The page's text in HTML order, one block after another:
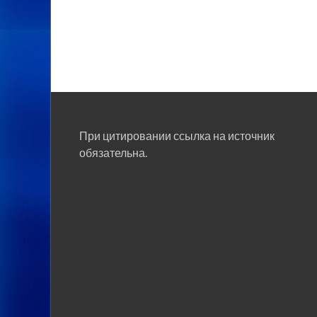
При цитировании ссылка на источник
обязательна.